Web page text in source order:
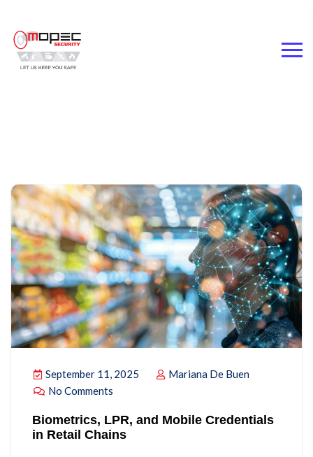
September 11, 2025
Mariana De Buen
No Comments
Biometrics, LPR, and Mobile Credentials
in Retail Chains